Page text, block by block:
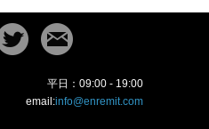
平日：09:00 - 19:00
email:info@enremit.com